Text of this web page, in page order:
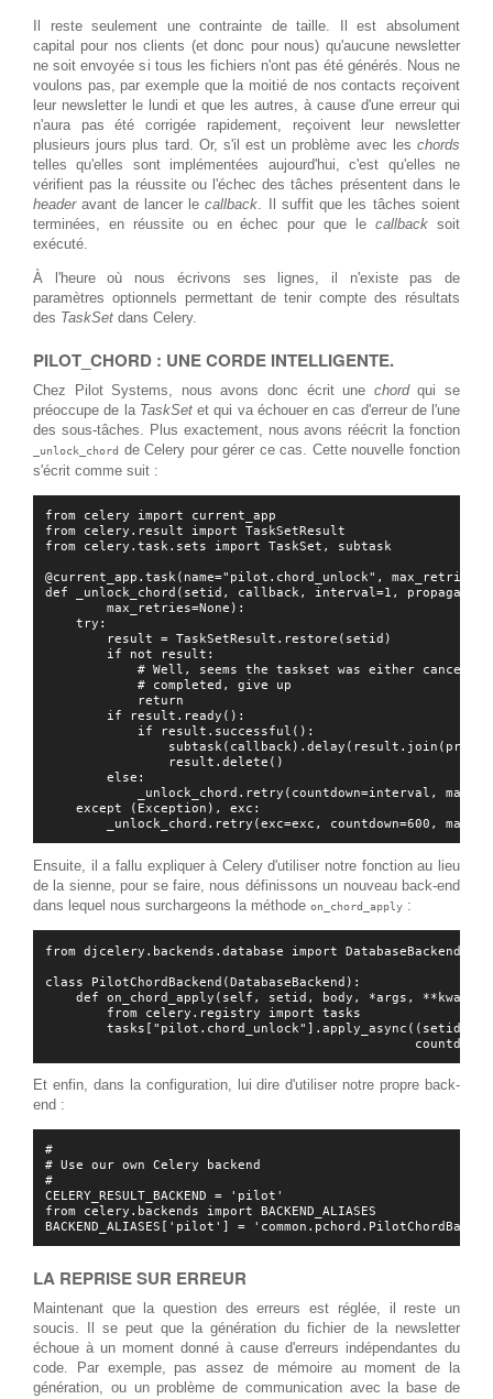
Il reste seulement une contrainte de taille. Il est absolument
capital pour nos clients (et donc pour nous) qu'aucune newsletter
ne soit envoyée si tous les fichiers n'ont pas été générés. Nous ne
voulons pas, par exemple que la moitié de nos contacts reçoivent
leur newsletter le lundi et que les autres, à cause d'une erreur qui
n'aura pas été corrigée rapidement, reçoivent leur newsletter
plusieurs jours plus tard. Or, s'il est un problème avec les chords
telles qu'elles sont implémentées aujourd'hui, c'est qu'elles ne
vérifient pas la réussite ou l'échec des tâches présentent dans le
headeravant de lancer lecallback. Il suffit que les tâches soient
terminées, en réussite ou en échec pour que lecallback soit
exécuté.
À l'heure où nous écrivons ses lignes, il n'existe pas de
paramètres optionnels permettant de tenir compte des résultats
des TaskSet dans Celery.
PILOT_CHORD : UNE CORDE INTELLIGENTE.
Chez Pilot Systems, nous avons donc écrit une chordqui se
préoccupe de la TaskSetet qui va échouer en cas d'erreur de l'une
des sous-tâches. Plus exactement, nous avons réécrit la fonction
_unlock_chord de Celery pour gérer ce cas. Cette nouvelle fonction
s'écrit comme suit :
from celery import current_app
from celery.result import TaskSetResult
from celery.task.sets import TaskSet, subtask
@current_app.task(name="pilot.chord_unlock",
def _unlock_chord(setid, callback, interval=1,
        max_retries=None):
    try:
        result = TaskSetResult.restore(setid)
        if not result:
# Well, seems the taskset was either
            # completed, give up
            return
        if result.ready():
            if result.successful():
                result.delete()
        else:
_unlock_chord.retry(countdown=interval,
    except (Exception), exc:
Ensuite, il a fallu expliquer à Celery d'utiliser notre fonction au lieu
de la sienne, pour se faire, nous définissons un nouveau back-end
dans lequel nous surchargeons la méthode on_chord_apply :
from djcelery.backends.database import DatabaseBackend
class PilotChordBackend(DatabaseBackend):
def on_chord_apply(self, setid, body, *args,
        from celery.registry import tasks
tasks["pilot.chord_unlock"].apply_async((setid,
Et enfin, dans la configuration, lui dire d'utiliser notre propre back-
end :
#
# Use our own Celery backend
#
CELERY_RESULT_BACKEND = 'pilot'
from celery.backends import BACKEND_ALIASES
LA REPRISE SUR ERREUR
Maintenant que la question des erreurs est réglée, il reste un
soucis. Il se peut que la génération du fichier de la newsletter
échoue à un moment donné à cause d'erreurs indépendantes du
code. Par exemple, pas assez de mémoire au moment de la
génération, ou un problème de communication avec la base de